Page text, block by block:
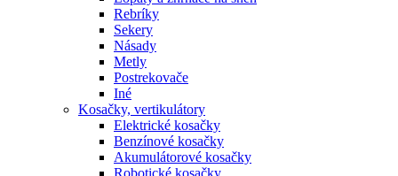
Rebríky
Sekery
Násady
Metly
Postrekovače
Iné
Kosačky, vertikulátory
Elektrické kosačky
Benzínové kosačky
Akumulátorové kosačky
Robotické kosačky